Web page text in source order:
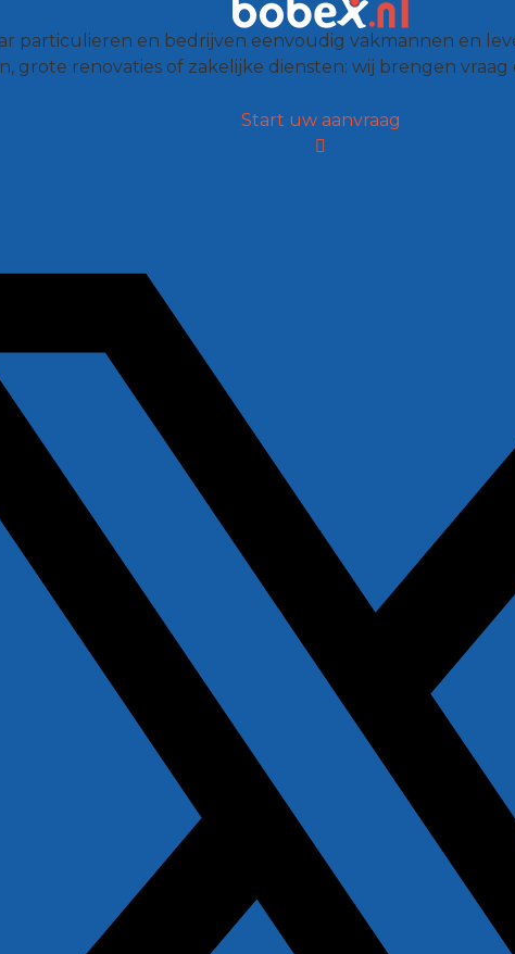
particulieren en bedrijven eenvoudig vakmannen en
grote renovaties of zakelijke diensten: wij brengen
Start uw aanvraag